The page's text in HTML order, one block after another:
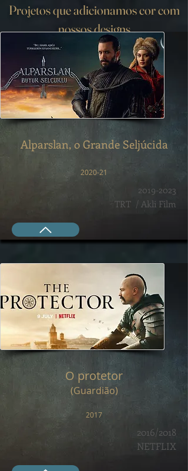
Projetos que adicionamos cor com
nossos designs
Alparslan, o Grande Seljúcida
2020-21
2019-2023
TRT / Akli Film
O protetor
(Guardião)
2017
2016/2018
NETFLIX